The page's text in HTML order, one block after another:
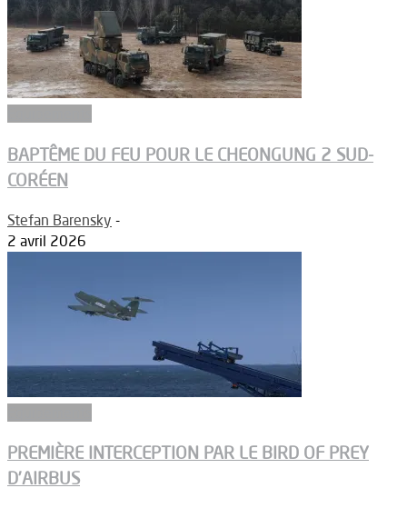
BAPTÊME DU FEU POUR LE CHEONGUNG 2 SUD-
CORÉEN
Stefan Barensky -
2 avril 2026
PREMIÈRE INTERCEPTION PAR LE BIRD OF PREY
D’AIRBUS